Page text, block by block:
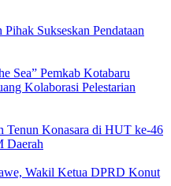
Sukseskan Pendataan
Sea” Pemkab Kotabaru
Kolaborasi Pelestarian
Tenun Konasara di HUT ke-46
Daerah
Wakil Ketua DPRD Konut